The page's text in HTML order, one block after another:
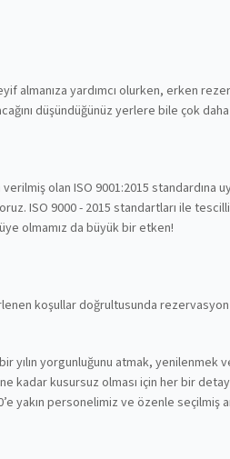
almanıza yardımcı olurken, erken
düşündüğünüz yerlere bile çok
olan ISO 9001:2015 standardına
ISO 9000 - 2015 standartları ile
olmamız da büyük bir etken!
koşullar doğrultusunda rezervasyon
yılın yorgunluğunu atmak, yenilenmek
kadar kusursuz olması için her bir
yakın personelimiz ve özenle seçilmiş